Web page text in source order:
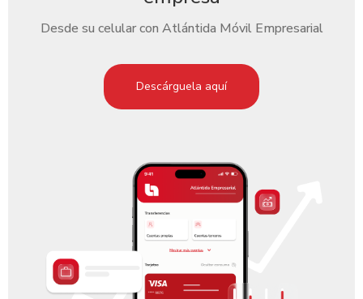
Desde su celular con Atlántida Móvil Empresarial
Descárguela aquí